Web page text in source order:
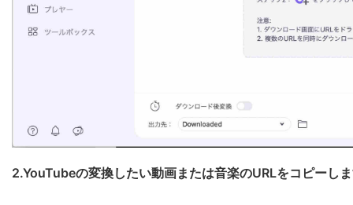
2.YouTubeの変換したい動画または音楽のURLをコピーし